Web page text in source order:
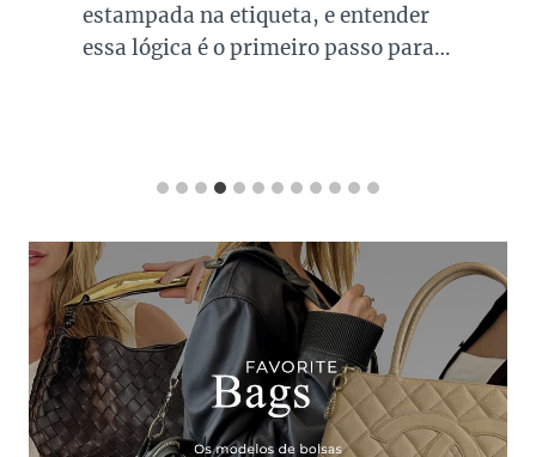
estampada na etiqueta, e entender
essa lógica é o primeiro passo para…